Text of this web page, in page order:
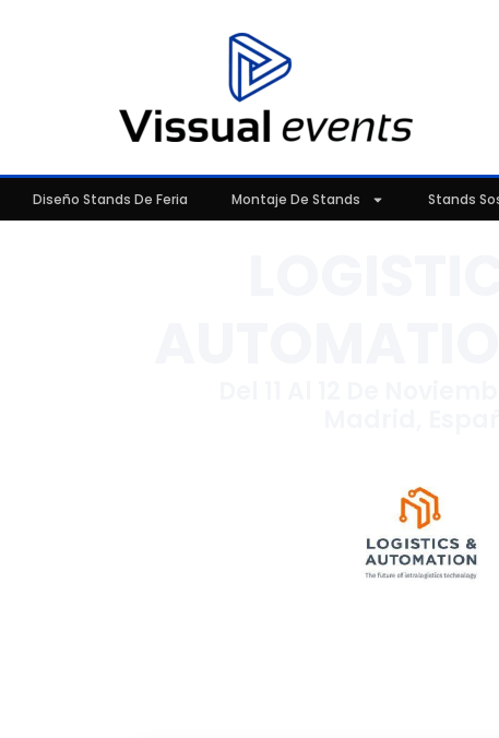
Diseño Stands De Feria Montaje De Stands Stands